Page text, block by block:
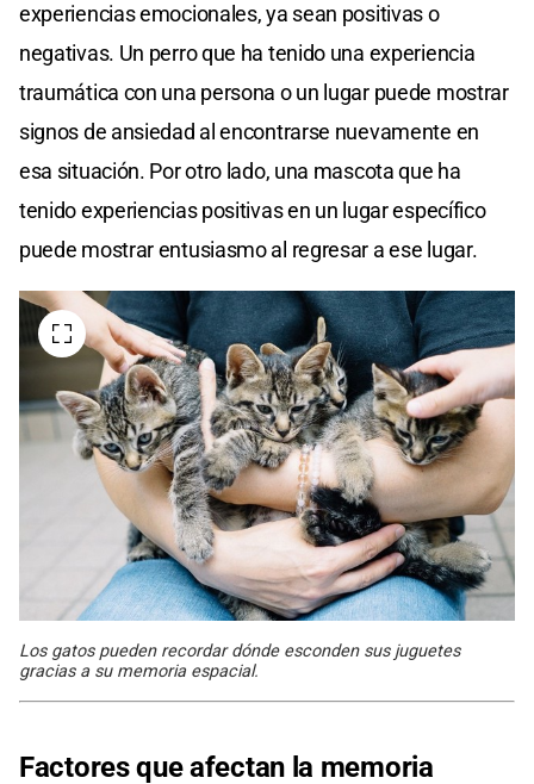
experiencias emocionales, ya sean positivas o
negativas. Un perro que ha tenido una experiencia
traumática con una persona o un lugar puede mostrar
signos de ansiedad al encontrarse nuevamente en
esa situación. Por otro lado, una mascota que ha
tenido experiencias positivas en un lugar específico
puede mostrar entusiasmo al regresar a ese lugar.
Los gatos pueden recordar dónde esconden sus juguetes
gracias a su memoria espacial.
Factores que afectan la memoria